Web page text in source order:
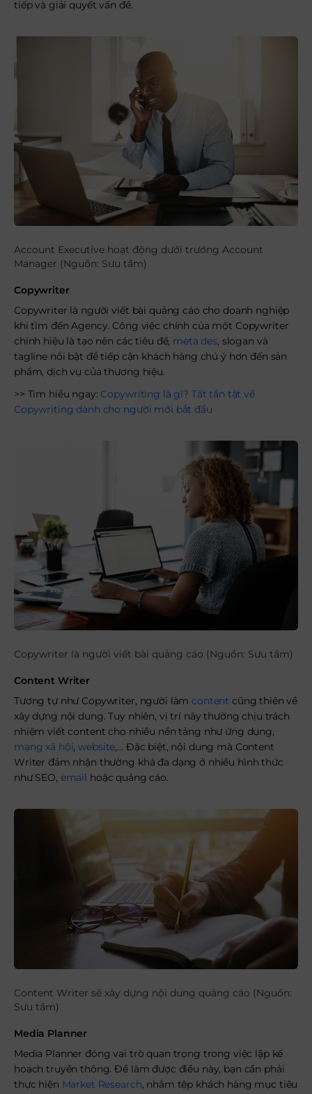
tiếp và giải quyết vấn đề.
Account Executive hoạt động dưới trướng Account
Manager (Nguồn: Sưu tầm)
Copywriter
Copywriter là người viết bài quảng cáo cho doanh nghiệp
khi tìm đến Agency. Công việc chính của một Copywriter
chính hiệu là tạo nên các tiêu đề, meta des, slogan và
tagline nổi bật để tiếp cận khách hàng chú ý hơn đến sản
phẩm, dịch vụ của thương hiệu.
>> Tìm hiểu ngay: Copywriting là gì? Tất tần tật về
Copywriting dành cho người mới bắt đầu
Copywriter là người viết bài quảng cáo (Nguồn: Sưu tầm)
Content Writer
Tương tự như Copywriter, người làmcontent cũng thiên về
xây dựng nội dung. Tuy nhiên, vị trí này thường chịu trách
nhiệm viết content cho nhiều nền tảng như ứng dụng,
mạng xã hội,website,… Đặc biệt, nội dung mà Content
Writer đảm nhận thường khá đa dạng ở nhiều hình thức
như SEO, email hoặc quảng cáo.
Content Writer sẽ xây dựng nội dung quảng cáo (Nguồn:
Sưu tầm)
Media Planner
Media Planner đóng vai trò quan trọng trong việc lập kế
hoạch truyền thông. Để làm được điều này, bạn cần phải
thực hiện Market Research, nhắm tệp khách hàng mục tiêu